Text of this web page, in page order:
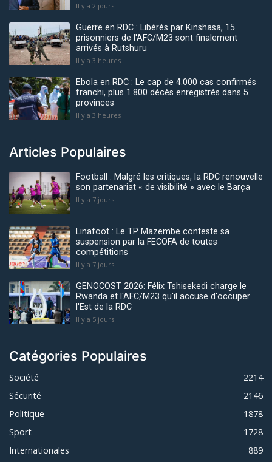
Il y a 2 jours
Guerre en RDC : Libérés par Kinshasa, 15
prisonniers de l'AFC/M23 sont finalement
arrivés à Rutshuru
Il y a 3 heures
Ebola en RDC : Le cap de 4.000 cas confirmés
franchi, plus 1.800 décès enregistrés dans 5
provinces
Il y a 3 heures
Articles Populaires
Football : Malgré les critiques, la RDC renouvelle
son partenariat « de visibilité » avec le Barça
Il y a 7 jours
Linafoot : Le TP Mazembe conteste sa
suspension par la FECOFA de toutes
compétitions
Il y a 7 jours
GENOCOST 2026: Félix Tshisekedi charge le
Rwanda et l'AFC/M23 qu'il accuse d'occuper
l'Est de la RDC
Il y a 5 jours
Catégories Populaires
Société
2214
Sécurité
2146
Politique
1878
Sport
1728
Internationales
889